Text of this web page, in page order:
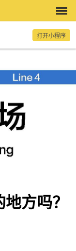
打开小程序
方吗？